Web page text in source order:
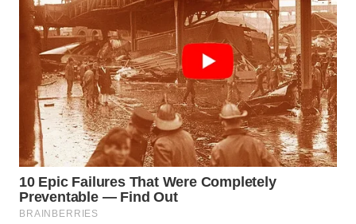
WN
SUKABUMI
WN
PURWAKARTA
WN
PRIANGAN
TIMUR
WN